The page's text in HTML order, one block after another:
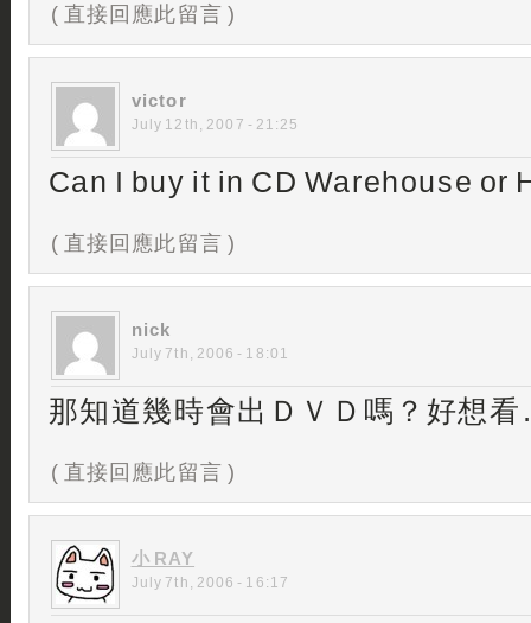
( 直接回應此留言 )
victor
July 12th, 2007 - 21:25
Can I buy it in CD Warehouse or
( 直接回應此留言 )
nick
July 7th, 2006 - 18:01
那知道幾時會出ＤＶＤ嗎？好想
( 直接回應此留言 )
小 RAY
July 7th, 2006 - 16:17